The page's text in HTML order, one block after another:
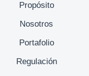
Propósito
Nosotros
Portafolio
Regulación